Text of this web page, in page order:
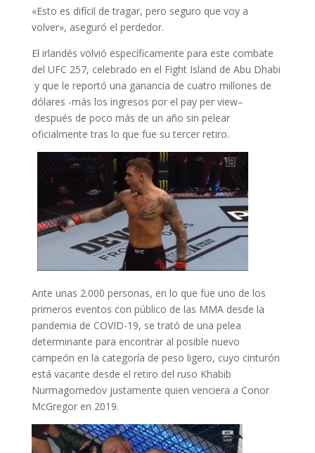
«Esto es difícil de tragar, pero seguro que voy a
volver», aseguró el perdedor.
El irlandés volvió específicamente para este combate
del UFC 257, celebrado en el Fight Island de Abu Dhabi
y que le reportó una ganancia de cuatro millones de
dólares -más los ingresos por el pay per view–
después de poco más de un año sin pelear
oficialmente tras lo que fue su tercer retiro.
Ante unas 2.000 personas, en lo que fue uno de los
primeros eventos con público de las MMA desde la
pandemia de COVID-19, se trató de una pelea
determinante para encontrar al posible nuevo
campeón en la categoría de peso ligero, cuyo cinturón
está vacante desde el retiro del ruso Khabib
Nurmagomedov justamente quien venciera a Conor
McGregor en 2019.